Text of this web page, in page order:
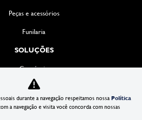
Peças e acessórios
Funilaria
SOLUÇÕES
Consórcio
Seguro
Locação de veículos
durante a navegação respeitamos nossa Política
a navegação e visita você concorda com nossas